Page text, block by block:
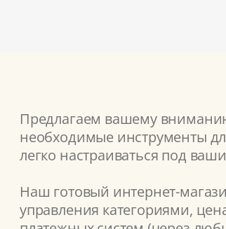
Предлагаем вашему
необходимые инструменты
легко настраиваться под
Наш готовый интернет-
управления категориями,